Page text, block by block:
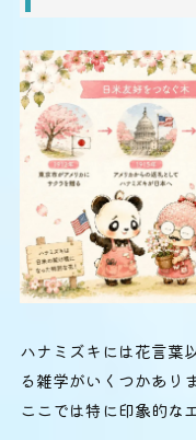
ハナミズキには花言葉
る雑学がいくつかありま
ここでは特に印象的な